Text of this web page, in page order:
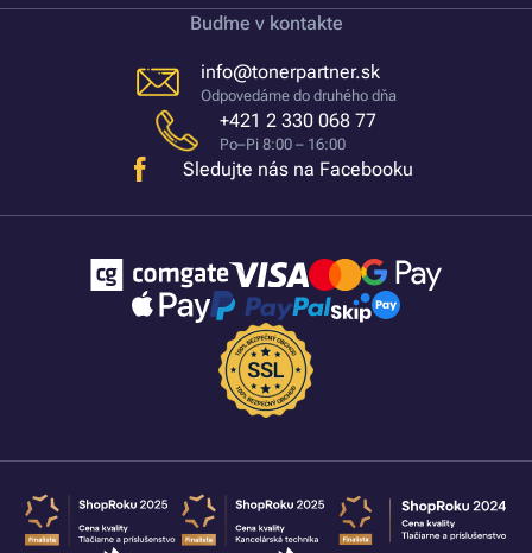
Buďme v kontakte
info@tonerpartner.sk
Odpovedáme do druhého dňa
+421 2 330 068 77
Po–Pi 8:00 – 16:00
Sledujte nás na Facebooku